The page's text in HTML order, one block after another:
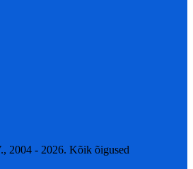
2004 - 2026. Kõik õigused